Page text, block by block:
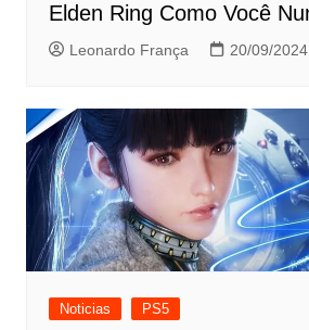
Elden Ring Como Você
Leonardo França 20/09/2024
Noticias PS5